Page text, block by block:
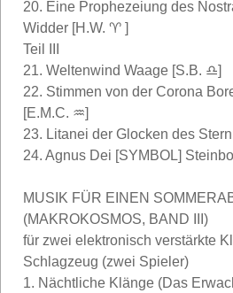
20. Eine Prophezeiung des
Widder [H.W. ♈ ]
Teil III
21. Weltenwind Waage [S.B. ♎]
22. Stimmen von der Corona
[E.M.C. ♒]
23. Litanei der Glocken des
24. Agnus Dei [SYMBOL]
MUSIK FÜR EINEN
(MAKROKOSMOS, BAND III)
für zwei elektronisch verstärkte
Schlagzeug (zwei Spieler)
1. Nächtliche Klänge (Das